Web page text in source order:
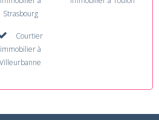
Strasbourg
Courtier
immobilier à
Villeurbanne